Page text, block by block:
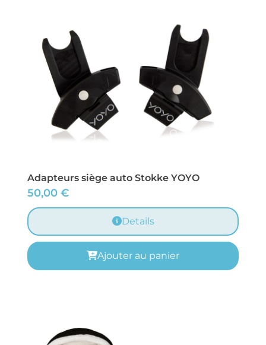
Adapteurs siège auto Stokke YOYO
50,00 €
Details
Ajouter au panier